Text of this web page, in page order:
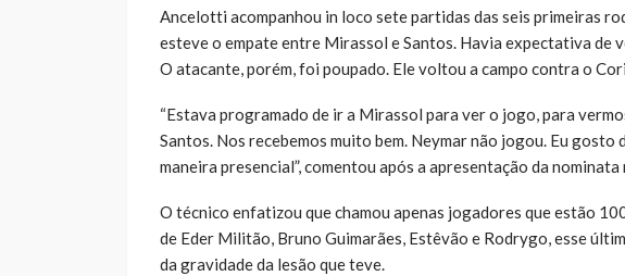
Ancelotti acompanhou in loco sete partidas das seis primeiras
esteve o empate entre Mirassol e Santos. Havia expectativa de
O atacante, porém, foi poupado. Ele voltou a campo contra o
“Estava programado de ir a Mirassol para ver o jogo, para
Santos. Nos recebemos muito bem. Neymar não jogou. Eu gosto
maneira presencial”, comentou após a apresentação da
O técnico enfatizou que chamou apenas jogadores que estão
de Eder Militão, Bruno Guimarães, Estêvão e Rodrygo, esse
da gravidade da lesão que teve.